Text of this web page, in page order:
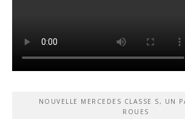
NOUVELLE MERCEDES CLASSE S, UN
ROUES